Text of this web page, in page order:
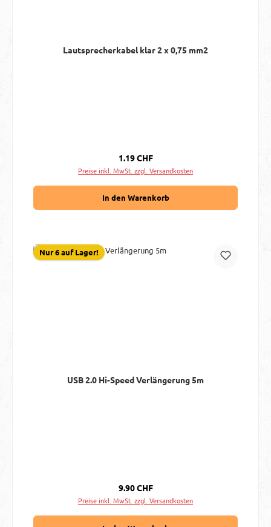
Lautsprecherkabel klar 2 x 0,75 mm2
Regulärer Preis:
1.19 CHF
Preise inkl. MwSt. zzgl. Versandkosten
In den Warenkorb
Nur 6 auf Lager!
USB 2.0 Hi-Speed Verlängerung 5m
Regulärer Preis:
9.90 CHF
Preise inkl. MwSt. zzgl. Versandkosten